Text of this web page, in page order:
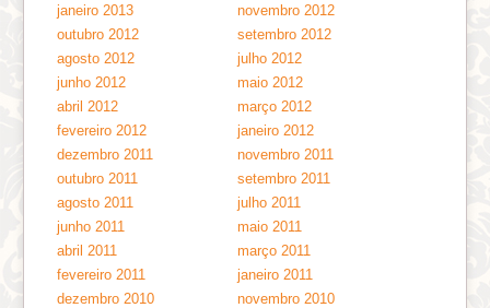
janeiro 2013
novembro 2012
outubro 2012
setembro 2012
agosto 2012
julho 2012
junho 2012
maio 2012
abril 2012
março 2012
fevereiro 2012
janeiro 2012
dezembro 2011
novembro 2011
outubro 2011
setembro 2011
agosto 2011
julho 2011
junho 2011
maio 2011
abril 2011
março 2011
fevereiro 2011
janeiro 2011
dezembro 2010
novembro 2010